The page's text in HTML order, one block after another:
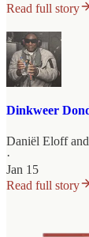
Read full story
Dinkweer
Daniël Eloffand
·
Jan 15
Read full story